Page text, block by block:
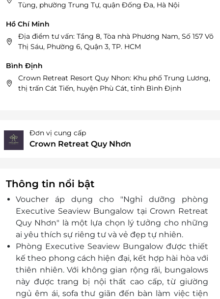
Tùng, phường Trung Tự, quận Đống Đa, Hà Nội
Hồ Chí Minh
Địa điểm tư vấn: Tầng 8, Tòa nhà Phương Nam, Số 157 Võ
Thị Sáu, Phường 6, Quận 3, TP. HCM
Bình Định
Crown Retreat Resort Quy Nhon: Khu phố Trung Lương,
thị trấn Cát Tiến, huyện Phù Cát, tỉnh Bình Định
Đơn vị cung cấp
Crown Retreat Quy Nhơn
Thông tin nổi bật
Voucher áp dụng cho "Nghỉ dưỡng phòng
Executive Seaview Bungalow tại Crown Retreat
Quy Nhơn" là một lựa chọn lý tưởng cho những
ai yêu thích sự riêng tư và vẻ đẹp tự nhiên.
Phòng Executive Seaview Bungalow được thiết
kế theo phong cách hiện đại, kết hợp hài hòa với
thiên nhiên. Với không gian rộng rãi, bungalows
này được trang bị nội thất cao cấp, từ giường
ngủ êm ái, sofa thư giãn đến bàn làm việc tiện